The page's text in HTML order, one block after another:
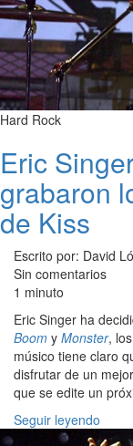
Hard Rock
Eric
grabaron
de Kiss
Escrito por: David
Sin comentarios
1 minuto
Eric Singer ha
Boom y Monster,
músico tiene claro
disfrutar de un
que se edite un
Seguir leyendo